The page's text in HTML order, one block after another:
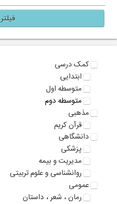
فیلتر
کمک درسی
ابتدایی
متوسطه اول
متوسطه دوم
مذهبی
قرآن کریم
دانشگاهی
پزشکی
مدیریت و بیمه
روانشناسی و علوم تربیتی
عمومی
رمان ، شعر ، داستان